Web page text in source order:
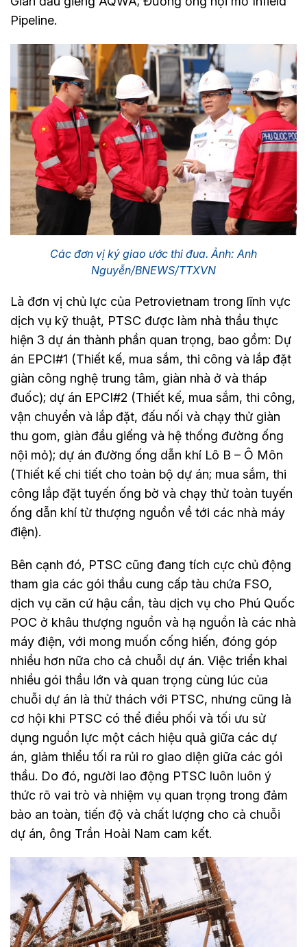
Pipeline.
Các đơn vị ký giao ước thi đua. Ảnh: Anh
Nguyễn/BNEWS/TTXVN
Là đơn vị chủ lực của Petrovietnam trong lĩnh vực
dịch vụ kỹ thuật, PTSC được làm nhà thầu thực
hiện 3 dự án thành phần quan trọng, bao gồm: Dự
án EPCI#1 (Thiết kế, mua sắm, thi công và lắp đặt
giàn công nghệ trung tâm, giàn nhà ở và tháp
đuốc); dự án EPCI#2 (Thiết kế, mua sắm, thi công,
vận chuyển và lắp đặt, đấu nối và chạy thử giàn
thu gom, giàn đầu giếng và hệ thống đường ống
nội mỏ); dự án đường ống dẫn khí Lô B – Ô Môn
(Thiết kế chi tiết cho toàn bộ dự án; mua sắm, thi
công lắp đặt tuyến ống bờ và chạy thử toàn tuyến
ống dẫn khí từ thượng nguồn về tới các nhà máy
điện).
Bên cạnh đó, PTSC cũng đang tích cực chủ động
tham gia các gói thầu cung cấp tàu chứa FSO,
dịch vụ căn cứ hậu cần, tàu dịch vụ cho Phú Quốc
POC ở khâu thượng nguồn và hạ nguồn là các nhà
máy điện, với mong muốn cống hiến, đóng góp
nhiều hơn nữa cho cả chuỗi dự án. Việc triển khai
nhiều gói thầu lớn và quan trọng cùng lúc của
chuỗi dự án là thử thách với PTSC, nhưng cũng là
cơ hội khi PTSC có thể điều phối và tối ưu sử
dụng nguồn lực một cách hiệu quả giữa các dự
án, giảm thiểu tối ra rủi ro giao diện giữa các gói
thầu. Do đó, người lao động PTSC luôn luôn ý
thức rõ vai trò và nhiệm vụ quan trọng trong đảm
bảo an toàn, tiến độ và chất lượng cho cả chuỗi
dự án, ông Trần Hoài Nam cam kết.